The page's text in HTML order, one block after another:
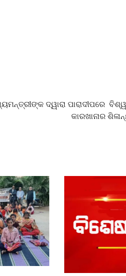
ଦ୍ୱାରା ପାରାଦୀପରେ
କାରଖାନାର